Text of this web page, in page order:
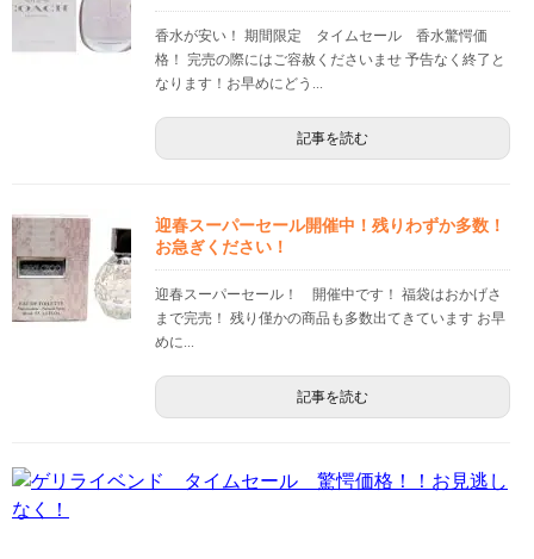
香水が安い！ 期間限定 タイムセール 香水驚愕価
格！ 完売の際にはご容赦くださいませ 予告なく終了と
なります！お早めにどう...
記事を読む
迎春スーパーセール開催中！残りわずか多数！
お急ぎください！
迎春スーパーセール！ 開催中です！ 福袋はおかげさ
まで完売！ 残り僅かの商品も多数出てきています お早
めに...
記事を読む